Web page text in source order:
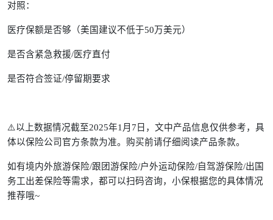
对照：
医疗保额是否够（美国建议不低于50万美元）
是否含紧急救援/医疗直付
是否符合签证/停留期要求
⚠️以上数据情况截至2025年1月7日，文中产品信息仅供参考，具
体以保险公司官方条款为准。购买前请仔细阅读产品条款。
如有境内外旅游保险/跟团游保险/户外运动保险/自驾游保险/出国
务工出差保险等需求，都可以扫码咨询，小保根据您的具体情况
推荐哦~